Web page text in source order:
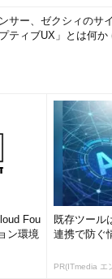
サー、ゼクシィのサ
プティブUX」とは何か
Fou
ン環境
既存ツール
連携で防ぐ
PR(ITmedia エ